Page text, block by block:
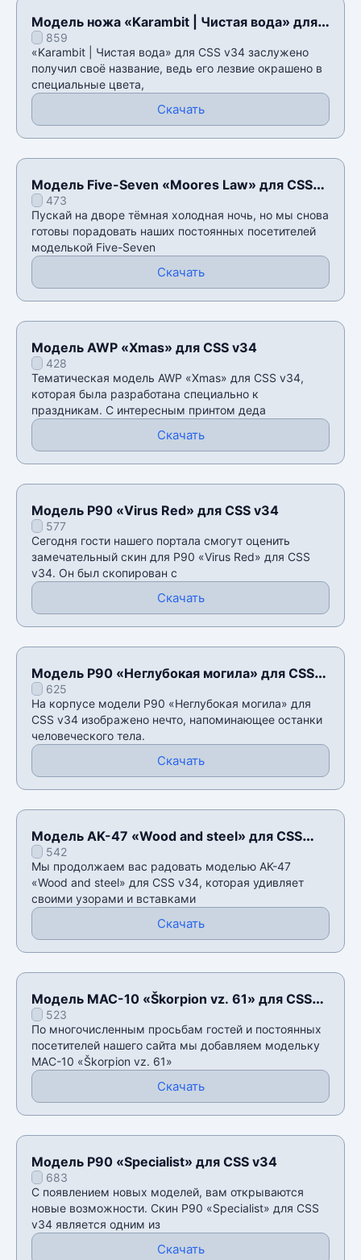
Модель ножа «Karambit | Чистая вода» для
CSS v34
859
«Karambit | Чистая вода» для CSS v34 заслужено
получил своё название, ведь его лезвие окрашено в
специальные цвета,
Скачать
Модель Five-Seven «Moores Law» для CSS
v34473
Пускай на дворе тёмная холодная ночь, но мы снова
готовы порадовать наших постоянных посетителей
моделькой Five-Seven
Скачать
Модель AWP «Xmas» для CSS v34
428
Тематическая модель AWP «Xmas» для CSS v34,
которая была разработана специально к
праздникам. С интересным принтом деда
Скачать
Модель P90 «Virus Red» для CSS v34
577
Сегодня гости нашего портала смогут оценить
замечательный скин для P90 «Virus Red» для CSS
v34. Он был скопирован с
Скачать
Модель P90 «Неглубокая могила» для CSS
v34625
На корпусе модели P90 «Неглубокая могила» для
CSS v34 изображено нечто, напоминающее останки
человеческого тела.
Скачать
Модель AK-47 «Wood and steel» для CSS
v34542
Мы продолжаем вас радовать моделью AK-47
«Wood and steel» для CSS v34, которая удивляет
своими узорами и вставками
Скачать
Модель MAC-10 «Škorpion vz. 61» для CSS
v34523
По многочисленным просьбам гостей и постоянных
посетителей нашего сайта мы добавляем модельку
MAC-10 «Škorpion vz. 61»
Скачать
Модель P90 «Specialist» для CSS v34
683
С появлением новых моделей, вам открываются
новые возможности. Скин P90 «Specialist» для CSS
v34 является одним из
Скачать